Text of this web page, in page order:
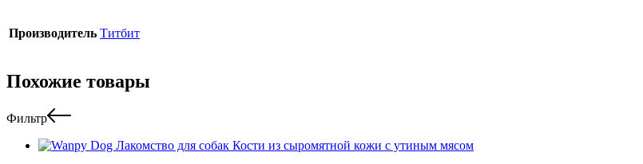
Производитель Титбит
Похожие товары
Фильтр